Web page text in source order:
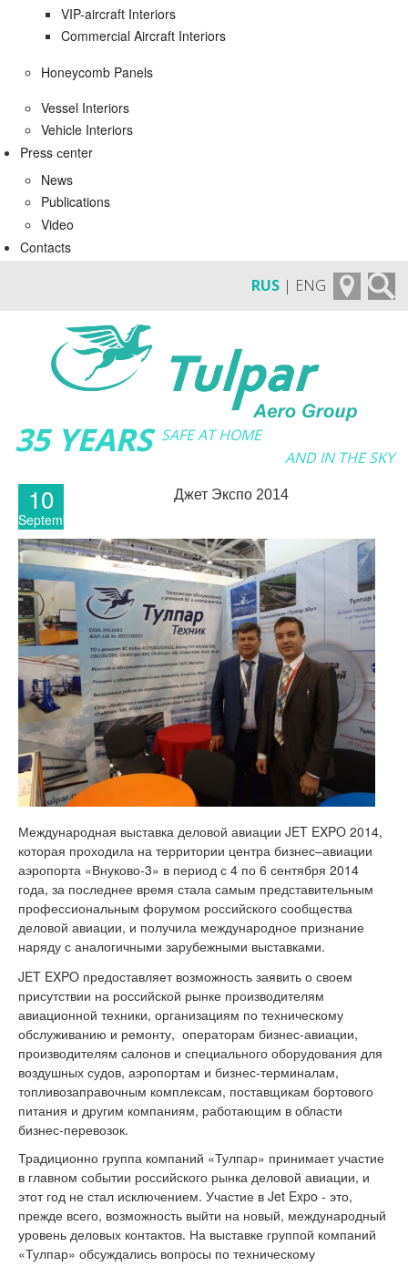
VIP-aircraft Interiors
Commercial Aircraft Interiors
Honeycomb Panels
Vessel Interiors
Vehicle Interiors
Press сenter
News
Publications
Video
Contacts
RUS | ENG
35 YEARS SAFE AT HOME
AND IN THE SKY
10
September
Джет Экспо 2014
Международная выставка деловой авиации JET EXPO 2014,
которая проходила на территории центра бизнес–авиации
аэропорта «Внуково-3» в период с 4 по 6 сентября 2014
года, за последнее время стала самым представительным
профессиональным форумом российского сообщества
деловой авиации, и получила международное признание
наряду с аналогичными зарубежными выставками.
JET EXPO предоставляет возможность заявить о своем
присутствии на российской рынке производителям
авиационной техники, организациям по техническому
обслуживанию и ремонту, операторам бизнес-авиации,
производителям салонов и специального оборудования для
воздушных судов, аэропортам и бизнес-терминалам,
топливозаправочным комплексам, поставщикам бортового
питания и другим компаниям, работающим в области
бизнес-перевозок.
Традиционно группа компаний «Тулпар» принимает участие
в главном событии российского рынка деловой авиации, и
этот год не стал исключением. Участие в Jet Expo - это,
прежде всего, возможность выйти на новый, международный
уровень деловых контактов. На выставке группой компаний
«Тулпар» обсуждались вопросы по техническому